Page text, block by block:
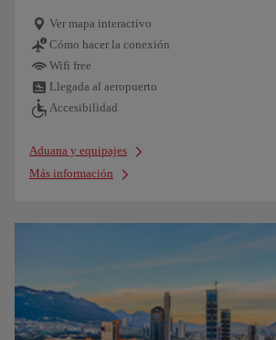
Ver mapa interactivo
Cómo hacer la conexión
Wifi free
Llegada al aeropuerto
Accesibilidad
Aduana y equipajes
Más información